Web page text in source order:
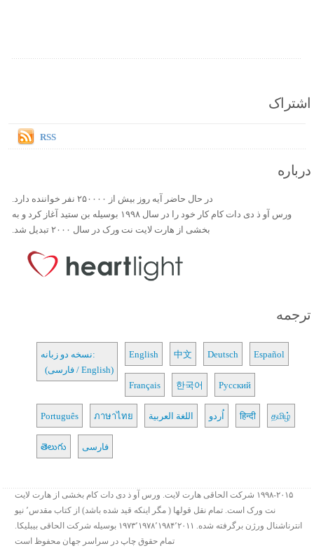
اشتراک
RSS
درباره
در حال حاضر آیه روز بیش از ۲۵۰۰۰۰ نفر خواننده دارد.
ورس آو ذ دی دات کام کار خود را در سال ۱۹۹۸ بوسیله بن ستید آغاز کرد و به
بخشی از هارت لایت نت ورک در سال ۲۰۰۰ تبدیل شد.
ترجمه
نسخه دو زبانه:
(فارسی / English)
English 中文 Deutsch Español
Français 한국어 Русский
Português ภาษาไทย اللغة العربية اُردو हिन्दी தமிழ்
తెలుగు فارسی
۱۹۹۸-۲۰۱۵ شرکت الحاقی هارت لایت. ورس آو ذ دی دات کام بخشی از هارت لایت
نت ورک است. تمام نقل قولها ( مگر اینکه قید شده باشد) از کتاب مقدس٬ نیو
انترناشنال ورژن برگرفته شده. ۱۹۷۳٬۱۹۷۸٬۱۹۸۴٬۲۰۱۱ بوسیله شرکت الحاقی بیبلیکا.
تمام حقوق چاپ در سراسر جهان محفوظ است